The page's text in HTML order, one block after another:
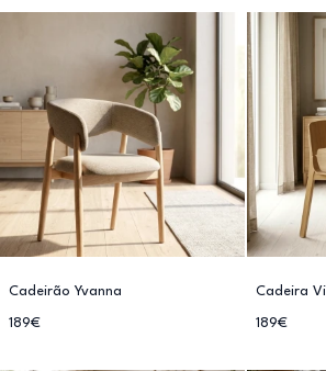
Cadeirão Yvanna
189€
Cadeira
189€